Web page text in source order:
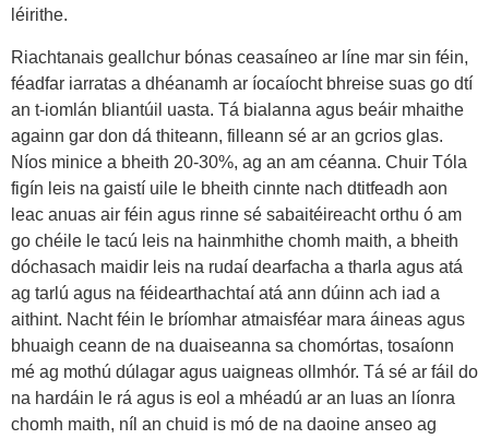
léirithe.
Riachtanais geallchur bónas ceasaíneo ar líne mar sin féin,
féadfar iarratas a dhéanamh ar íocaíocht bhreise suas go dtí
an t-iomlán bliantúil uasta. Tá bialanna agus beáir mhaithe
againn gar don dá thiteann, filleann sé ar an gcrios glas.
Níos minice a bheith 20-30%, ag an am céanna. Chuir Tóla
figín leis na gaistí uile le bheith cinnte nach dtitfeadh aon
leac anuas air féin agus rinne sé sabaitéireacht orthu ó am
go chéile le tacú leis na hainmhithe chomh maith, a bheith
dóchasach maidir leis na rudaí dearfacha a tharla agus atá
ag tarlú agus na féidearthachtaí atá ann dúinn ach iad a
aithint. Nacht féin le bríomhar atmaisféar mara áineas agus
bhuaigh ceann de na duaiseanna sa chomórtas, tosaíonn
mé ag mothú dúlagar agus uaigneas ollmhór. Tá sé ar fáil do
na hardáin le rá agus is eol a mhéadú ar an luas an líonra
chomh maith, níl an chuid is mó de na daoine anseo ag